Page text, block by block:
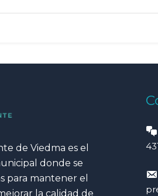
de Viedma es el
donde se
para mantener el
la calidad de